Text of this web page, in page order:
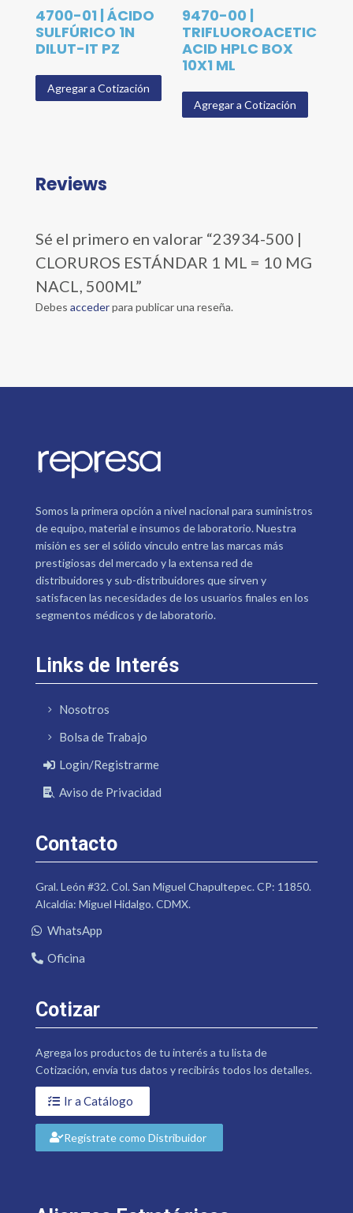
4700-01 | ÁCIDO
SULFÚRICO 1N
DILUT-IT PZ
Agregar a Cotización
9470-00 |
TRIFLUOROACETIC
ACID HPLC BOX
10X1 ML
Agregar a Cotización
Reviews
Sé el primero en valorar “23934-500 |
CLORUROS ESTÁNDAR 1 ML = 10 MG
NACL, 500ML”
Debes accederpara publicar una reseña.
Somos la primera opción a nivel nacional para suministros
de equipo, material e insumos de laboratorio. Nuestra
misión es ser el sólido vínculo entre las marcas más
prestigiosas del mercado y la extensa red de
distribuidores y sub-distribuidores que sirven y
satisfacen las necesidades de los usuarios finales en los
segmentos médicos y de laboratorio.
Links de Interés
Nosotros
Bolsa de Trabajo
Login/Registrarme
Aviso de Privacidad
Contacto
Gral. León #32. Col. San Miguel Chapultepec. CP: 11850.
Alcaldía: Miguel Hidalgo. CDMX.
WhatsApp
Oficina
Cotizar
Agrega los productos de tu interés a tu lista de
Cotización, envía tus datos y recibirás todos los detalles.
Ir a Catálogo
Regístrate como Distribuidor